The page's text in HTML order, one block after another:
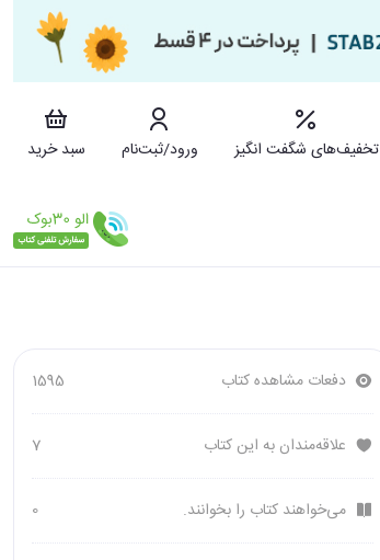
تخفیف‌های شگفت انگیز ورود/ثبت‌نام
سبد خرید
دفعات مشاهده کتاب 1595
علاقه‌مندان به این کتاب 7
می‌خواهند کتاب را بخوانند. 0